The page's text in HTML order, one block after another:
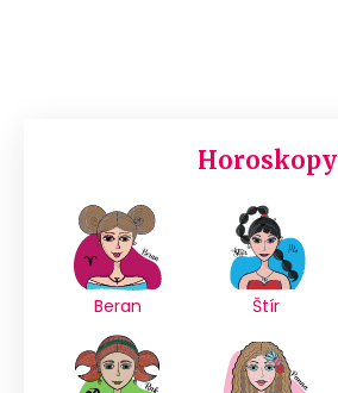
Horoskopy
Beran Štír